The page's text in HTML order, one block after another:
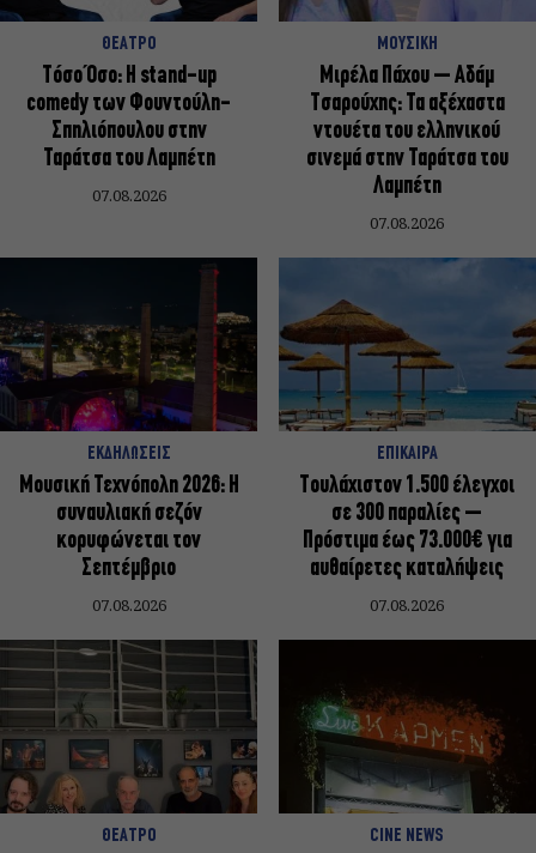
ΘΕΑΤΡΟ
Τόσο Όσο: Η stand-up
comedy των Φουντούλη-
Σπηλιόπουλου στην
Ταράτσα του Λαμπέτη
07.08.2026
ΜΟΥΣΙΚΗ
Μιρέλα Πάχου – Αδάμ
Τσαρούχης: Τα αξέχαστα
ντουέτα του ελληνικού
σινεμά στην Ταράτσα του
Λαμπέτη
07.08.2026
ΕΚΔΗΛΩΣΕΙΣ
Μουσική Τεχνόπολη 2026: Η
συναυλιακή σεζόν
κορυφώνεται τον
Σεπτέμβριο
07.08.2026
ΕΠΙΚΑΙΡΑ
Τουλάχιστον 1.500 έλεγχοι
σε 300 παραλίες –
Πρόστιμα έως 73.000€ για
αυθαίρετες καταλήψεις
07.08.2026
ΘΕΑΤΡΟ CINE NEWS